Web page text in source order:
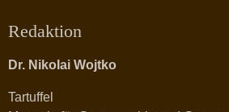
Redaktion
Dr. Nikolai Wojtko
Tartuffel